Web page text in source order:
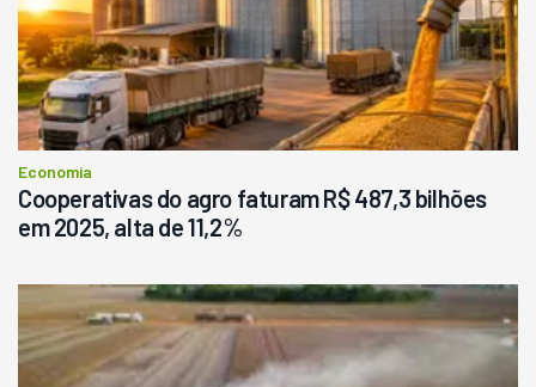
Economia
Cooperativas do agro faturam R$ 487,3 bilhões
em 2025, alta de 11,2%